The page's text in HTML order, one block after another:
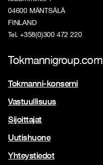
04600 MÄNTSÄLÄ
FINLAND
Tel. +358(0)300 472 220
Tokmannigroup.com
Tokmanni-konserni
Vastuullisuus
Sijoittajat
Uutishuone
Yhteystiedot